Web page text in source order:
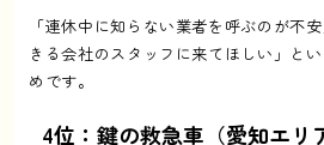
「連休中に知らない業者を呼ぶのが不
きる会社のスタッフに来てほしい」と
めです。
4位：鍵の救急車（愛知エリ